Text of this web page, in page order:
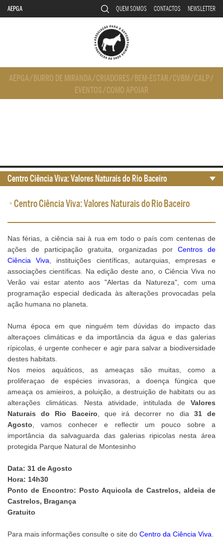
AEPGA QUEM SOMOS CONTACTOS NEWSLETTER
AEPGA/ BURRO DE MIRANDA/CRIADORES/ BEM-ESTAR/CVBM/CALP/
EVENTOS/COMO APOIAR
•Centro Ciência Viva: Valores Naturais do Rio Baceiro
Nas férias, a ciência sai à rua em todo o país com centenas de
ações de participação gratuita, organizadas por Centros de
Ciência Viva , instituições científicas, autarquias, empresas e
associações científicas. Na edição deste ano, o Ciência Viva no
Verão vai estar atento aos "Alertas da Natureza", com uma
programação especial dedicada às alterações provocadas pela
ação humana no planeta.
Numa época em que ninguém tem dúvidas do impacto das
alteraçoes climáticas e da importância da água e das galerias
rípicolas, é urgente conhecer e agir para salvar a biodiversidade
destes habitats.
Nos meios aquáticos, as ameaças são muitas, como a
proliferaçao de espécies invasoras, a doença fúngica que
ameaça os amieiros, a poluição, a destruição de habitats ou as
alterações climáticas. Nesta atividade, intitulada de Valores
Naturais do Rio Baceiro , que irá decorrer no dia 31 de
Agosto , vamos conhecer e reflectir um pouco sobre a
importância da salvaguarda das galerias ripicolas nesta área
protegida Parque Natural de Montesinho
Data: 31 de Agosto
Hora: 14h30
Ponto de Encontro: Posto Aquicola de Castrelos, aldeia de
Castrelos, Bragança
Gratuito
Para mais informações consulte o site do Centro da Ciência Viva
Centro Ciência Viva: Valores Naturais do Rio Baceiro